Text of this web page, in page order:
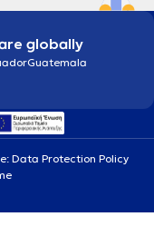
globally
Guatemala
Data Protection Policy